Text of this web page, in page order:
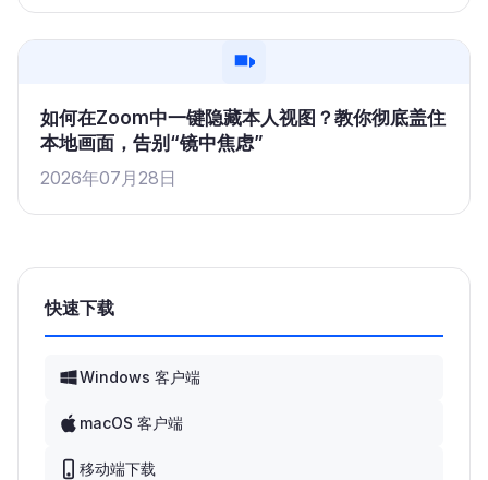
如何在Zoom中一键隐藏本人视图？教你彻底盖住
本地画面，告别“镜中焦虑”
2026年07月28日
快速下载
Windows 客户端
macOS 客户端
移动端下载